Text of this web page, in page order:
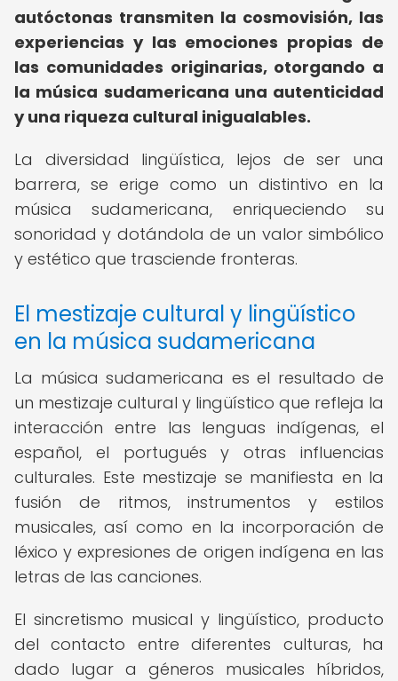
autóctonas transmiten la cosmovisión, las
experiencias y las emociones propias de
las comunidades originarias, otorgando a
la música sudamericana una autenticidad
y una riqueza cultural inigualables.
La diversidad lingüística, lejos de ser una
barrera, se erige como un distintivo en la
música sudamericana, enriqueciendo su
sonoridad y dotándola de un valor simbólico
y estético que trasciende fronteras.
El mestizaje cultural y lingüístico
en la música sudamericana
La música sudamericana es el resultado de
un mestizaje cultural y lingüístico que refleja la
interacción entre las lenguas indígenas, el
español, el portugués y otras influencias
culturales. Este mestizaje se manifiesta en la
fusión de ritmos, instrumentos y estilos
musicales, así como en la incorporación de
léxico y expresiones de origen indígena en las
letras de las canciones.
El sincretismo musical y lingüístico, producto
del contacto entre diferentes culturas, ha
dado lugar a géneros musicales híbridos,